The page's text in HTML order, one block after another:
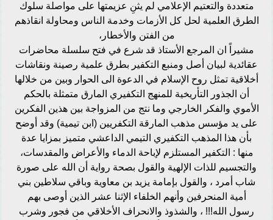
متعددة والتعتيم الإعلامي لم يثنِ عزيمتها على مواصلة سلوك
الطرق العلمية لحل كل الأزمات وخدمة الناس ومحاولة انقاذهم
من الفتن والأخطار،
مشيراً ان المرجع الأستاذ قد شرع في فتح سلسلة محاضرات
عقائدية لبيان أصل ومنبع التكفير بطرق علمية رصينة ونقاشات
أخلاقية تمثل روح الإسلام في الدعوة الى الحوار وبين من خلالها
أن الجذور التأريخية للمنهج التكفيري المارق متمثلة بالحكم
الأموي والفكر الخارجي وما نتج من المزواجة بين هذين الفكرين
على يد مؤسس مذهب المارقة التكفريين (ابن تيمية) وقد أوضح
بأن هذا المذهب التكفيري التيمي الداعشي متميز بمزايا عدة
منها : التكفير المستلزم لإباحة الدماء والأعراض والمقدسات،
والتجسيم للذات الإلهية والقول بصحة رواية أن الله على صورة
شاب أمرد ، والقول بإمامة يزيد بن معاوية وباقي سلاطين بني
أمية المنحرفين وأنهم الخلفاء الإثنا عشر الذين أوصى بهم
رسول الله!!! ، والشذوذ والانحراف الأخلاقي من فجور وشرب